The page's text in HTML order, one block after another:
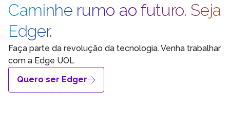
Caminhe rumo ao futuro. Seja
Edger.
Faça parte da revolução da tecnologia. Venha trabalhar
com a Edge UOL
Quero ser Edger